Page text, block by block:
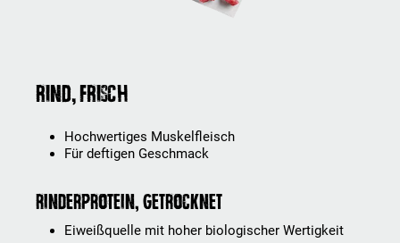
Rind, frisch
Hochwertiges Muskelfleisch
Für deftigen Geschmack
Rinderprotein, getrocknet
Eiweißquelle mit hoher biologischer Wertigkeit